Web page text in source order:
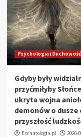
Psychologia i Duchowość
Gdyby były
przyćmiłyby
ukryta wojna
demonów o dusze
przyszłość
Eschatologia.pl
2026-